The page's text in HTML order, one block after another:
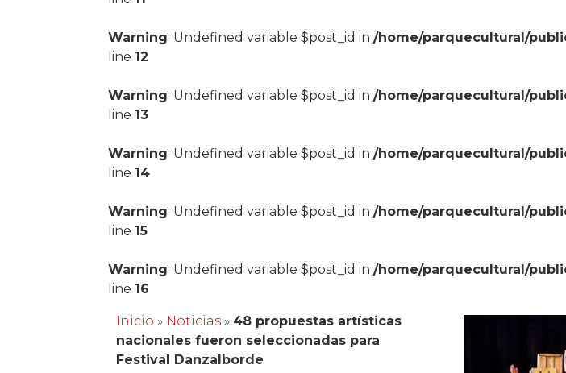
Warning: Undefined variable $post_id in/home/parquecultural/
line 12
Warning: Undefined variable $post_id in/home/parquecultural/
line 13
Warning: Undefined variable $post_id in/home/parquecultural/
line 14
Warning: Undefined variable $post_id in/home/parquecultural/
line 15
Warning: Undefined variable $post_id in/home/parquecultural/
line 16
Inicio » Noticias » 48 propuestas artísticas
nacionales fueron seleccionadas para
Festival Danzalborde